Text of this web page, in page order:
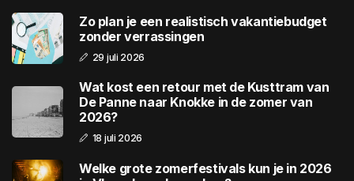
Zo plan je een realistisch vakantiebudget
zonder verrassingen
29 juli 2026
Wat kost een retour met de Kusttram van
De Panne naar Knokke in de zomer van
2026?
18 juli 2026
Welke grote zomerfestivals kun je in 2026